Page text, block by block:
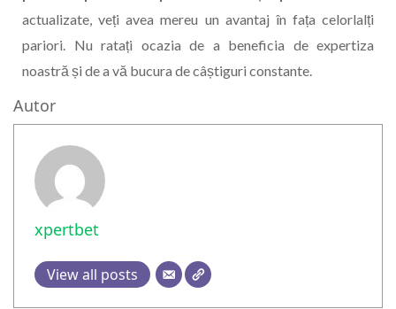
actualizate, veți avea mereu un avantaj în fața celorlalți
pariori. Nu ratați ocazia de a beneficia de expertiza
noastră și de a vă bucura de câștiguri constante.
Autor
xpertbet
View all posts